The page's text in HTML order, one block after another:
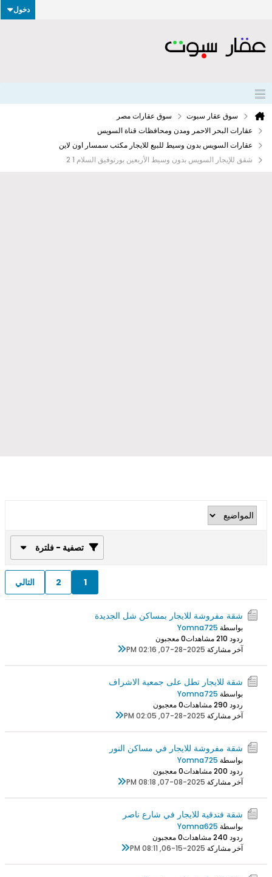
دخول
سوق عقار سبوت
سوق عقارات مصر
عقارات البحر الاحمر ومدن ومحافظات قناة السويس
عقارات السويس بدون وسيط للبيع للايجار مكتب سمسار اون لاين
شقق للإيجار السويس بدون وسيط الأربعين بورتوفيق السلام 1 2
تصفية - فلترة
1
2 التالي
شقة مفروشة للايجار بمساكن شل الجديدة
بواسطة Yomna725
ردود 0
21 مشاهدات
0 معجبون
آخر مشاركة 07-28-2025, 02:16 PM
شقة للايجار تطل على جمعية الاشراف
بواسطة Yomna725
ردود 0
29 مشاهدات
0 معجبون
آخر مشاركة 07-28-2025, 02:05 PM
شقة مفروشة للايجار في مساكن النور
بواسطة Yomna725
ردود 0
20 مشاهدات
0 معجبون
آخر مشاركة 07-08-2025, 08:18 PM
شقة فندقية للايجار في شارع ناصر
بواسطة Yomna625
ردود 0
24 مشاهدات
0 معجبون
آخر مشاركة 06-15-2025, 08:11 PM